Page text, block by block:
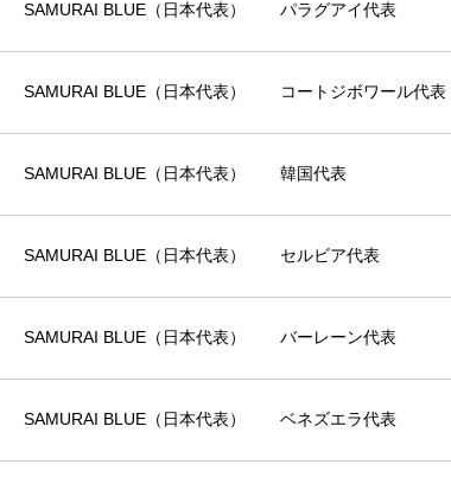
SAMURAI BLUE（日本代表） パラグアイ代表
SAMURAI BLUE（日本代表） コートジボワール代表
SAMURAI BLUE（日本代表） 韓国代表
SAMURAI BLUE（日本代表） セルビア代表
SAMURAI BLUE（日本代表） バーレーン代表
SAMURAI BLUE（日本代表） ベネズエラ代表